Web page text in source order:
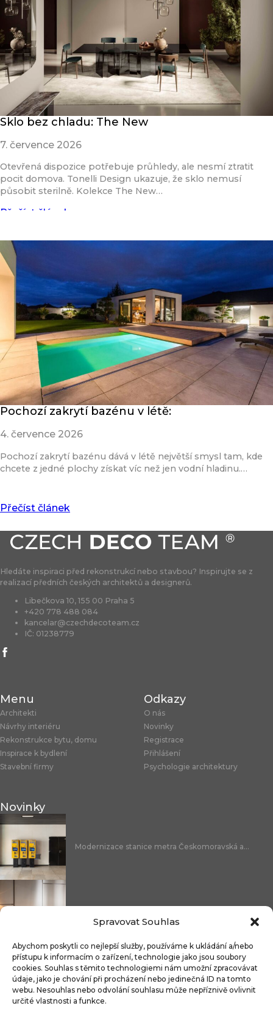
Spravovat Souhlas
Abychom poskytli co nejlepší služby, používáme k ukládání a/nebo
přístupu k informacím o zařízení, technologie jako jsou soubory
cookies. Souhlas s těmito technologiemi nám umožní zpracovávat
údaje, jako je chování při procházení nebo jedinečná ID na tomto
webu. Nesouhlas nebo odvolání souhlasu může nepříznivě ovlivnit
určité vlastnosti a funkce.
Sklo bez chladu: The New
7. července 2026
Otevřená dispozice potřebuje průhledy, ale nesmí ztratit
pocit domova. Tonelli Design ukazuje, že sklo nemusí
působit sterilně. Kolekce The New…
Přečíst článek
Pochozí zakrytí bazénu v létě:
4. července 2026
Pochozí zakrytí bazénu dává v létě největší smysl tam, kde
chcete z jedné plochy získat víc než jen vodní hladinu.…
Přečíst článek
Hledáte inspiraci před rekonstrukcí nebo stavbou? Inspirujte se z
realizací předních českých architektů a designerů.
Libečkova 10, 155 00 Praha 5
+420 778 488 084
kancelar@czechdecoteam.cz
IČ: 01238779
Menu
Architekti
Návrhy interiéru
Rekonstrukce bytu, domu
Inspirace k bydlení
Stavební firmy
Odkazy
O nás
Novinky
Registrace
Přihlášení
Psychologie architektury
Novinky
Modernizace stanice metra Českomoravská a...
Čistitelné látky s technologií FibreGuard®:...